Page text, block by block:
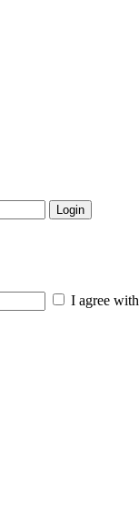
Login
I agree with